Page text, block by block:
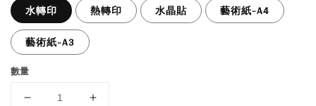
水轉印 熱轉印 水晶貼
藝術紙-A4
藝術紙-A3
數量